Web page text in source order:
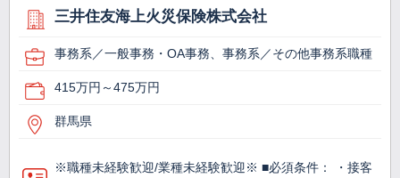
三井住友海上火災保険株式会社
事務系／一般事務・OA事務、事務系／その他事務系職種
415万円～475万円
群馬県
※職種未経験歓迎/業種未経験歓迎※ ■必須条件： ・接客